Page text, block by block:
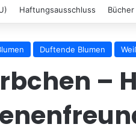
Haftungsausschluss
Duftende Blumen
–